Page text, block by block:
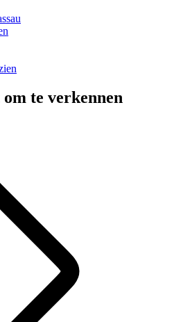
te verkennen